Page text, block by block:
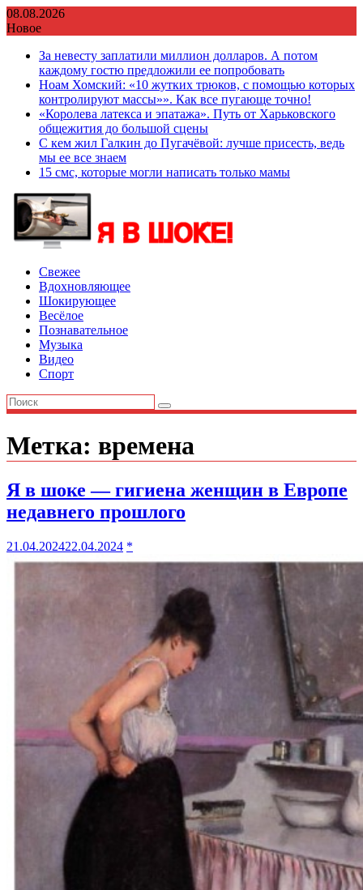
Перейти
к
08.08.2026
Новое
За невесту заплатили миллион долларов. А потом
каждому гостю предложили ее попробовать
Ноам Хомский: «10 жутких трюков, с помощью которых
контролируют массы»». Как все пугающе точно!
«Королева латекса и эпатажа». Путь от Харьковского
общежития до большой сцены
С кем жил Галкин до Пугачёвой: лучше присесть, ведь
мы ее все знаем
15 смс, которые могли написать только мамы
Свежее
Вдохновляющее
Шокирующее
Весёлое
Познавательное
Музыка
Видео
Спорт
Метка: времена
Я в шоке — гигиена женщин в Европе
недавнего прошлого
21.04.202422.04.2024 *